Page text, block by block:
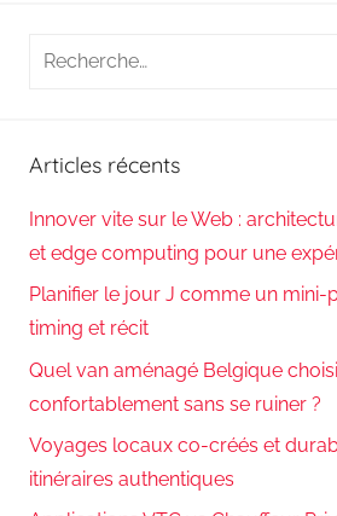
Recherche
Articles récents
Innover vite sur le Web :
et edge computing pour une
Planifier le jour J comme un mini-
timing et récit
Quel van aménagé Belgique
confortablement sans se ruiner ?
Voyages locaux co-créés et
itinéraires authentiques